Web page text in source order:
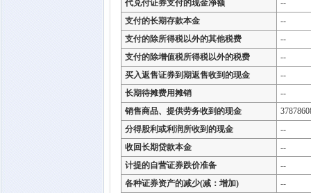
代兑付证券支付的现金净额
--
支付的长期存款本金
--
支付的除所得税以外的其他税费
--
支付的除增值税所得税以外的税费
--
买入返售证券到期返售收到的现金
--
长期待摊费用摊销
--
销售商品、提供劳务收到的现金
分得股利或利润所收到的现金
--
收回长期贷款本金
--
计提的自营证券跌价准备
--
各种证券资产的减少(减：增加)
--